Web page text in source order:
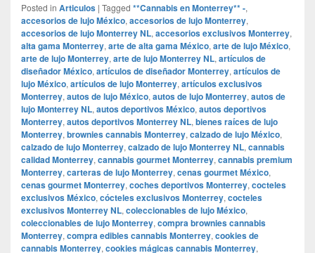
Posted in Articulos | Tagged **Cannabis en Monterrey** -,
accesorios de lujo México, accesorios de lujo Monterrey,
accesorios de lujo Monterrey NL, accesorios exclusivos Monterrey,
alta gama Monterrey, arte de alta gama México, arte de lujo México,
arte de lujo Monterrey, arte de lujo Monterrey NL, artículos de
diseñador México, artículos de diseñador Monterrey, artículos de
lujo México, artículos de lujo Monterrey, artículos exclusivos
Monterrey, autos de lujo México, autos de lujo Monterrey, autos de
lujo Monterrey NL, autos deportivos México, autos deportivos
Monterrey, autos deportivos Monterrey NL, bienes raíces de lujo
Monterrey, brownies cannabis Monterrey, calzado de lujo México,
calzado de lujo Monterrey, calzado de lujo Monterrey NL, cannabis
calidad Monterrey, cannabis gourmet Monterrey, cannabis premium
Monterrey, carteras de lujo Monterrey, cenas gourmet México,
cenas gourmet Monterrey, coches deportivos Monterrey, cocteles
exclusivos México, cócteles exclusivos Monterrey, cocteles
exclusivos Monterrey NL, coleccionables de lujo México,
coleccionables de lujo Monterrey, compra brownies cannabis
Monterrey, compra edibles cannabis Monterrey, cookies de
cannabis Monterrey, cookies mágicas cannabis Monterrey,